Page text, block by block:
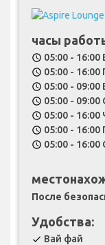
часы
schedule 05:00 - 16:00
schedule 05:00 -
schedule 05:00 - 09:00
schedule 05:00 - 09:00
schedule 05:00 - 16:00
schedule 05:00 - 16:00
schedule 05:00 - 16:00
После
Удобства:
check Вай фай